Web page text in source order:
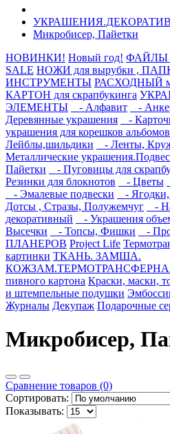
Микробисер, Пайетки
НОВИНКИ! Новый год! ФАЙЛЫ
SALE НОЖИ для вырубки ,
ИНСТРУМЕНТЫ РАСХОДНЫЙ
КАРТОН для скрапбукинга
ЭЛЕМЕНТЫ
- Алфавит -
Деревянные украшения
-
украшения для корешков альбомов
Лейблы,шильдики
- Ленты,
Металлические
Пайетки
- Пуговицы для
Резинки для блокнотов
- Цветы
- Эмалевые подвески
- Ягодки,
Дотсы , Стразы, Полужемчуг
-
декоративный
- Украшения
Высечки
- Топсы, Фишки -
ПЛАНЕРОВ Project Life
картинки ТКАНЬ. ЗАМША.
пивного картона Краски, маски,
и штемпельные подушки
Журналы Декупаж Подарочные
Микробисер,
Сравнение товаров (0)
Сортировать:
Показывать: